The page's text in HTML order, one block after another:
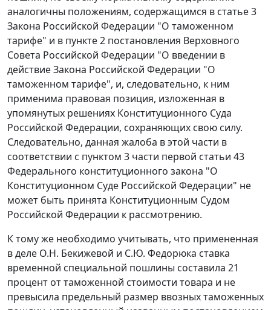
аналогичны положениям, содержащимся в статье 3
Закона Российской Федерации "О таможенном
тарифе" и в пункте 2 постановления Верховного
Совета Российской Федерации "О введении в
действие Закона Российской Федерации "О
таможенном тарифе", и, следовательно, к ним
применима правовая позиция, изложенная в
упомянутых решениях Конституционного Суда
Российской Федерации, сохраняющих свою силу.
Следовательно, данная жалоба в этой части в
соответствии с пунктом 3 части первой статьи 43
Федерального конституционного закона "О
Конституционном Суде Российской Федерации" не
может быть принята Конституционным Судом
Российской Федерации к рассмотрению.
К тому же необходимо учитывать, что примененная
в деле О.Н. Бекижевой и С.Ю. Федорюка ставка
временной специальной пошлины составила 21
процент от таможенной стоимости товара и не
превысила предельный размер ввозных таможенных